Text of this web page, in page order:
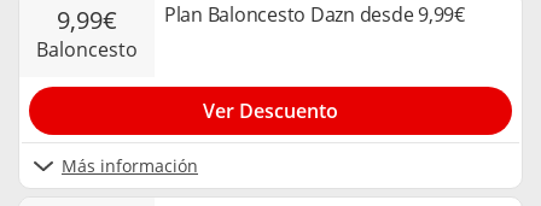
9,99€
baloncesto
Plan Baloncesto Dazn desde 9,99€
Más información
Ver Descuento